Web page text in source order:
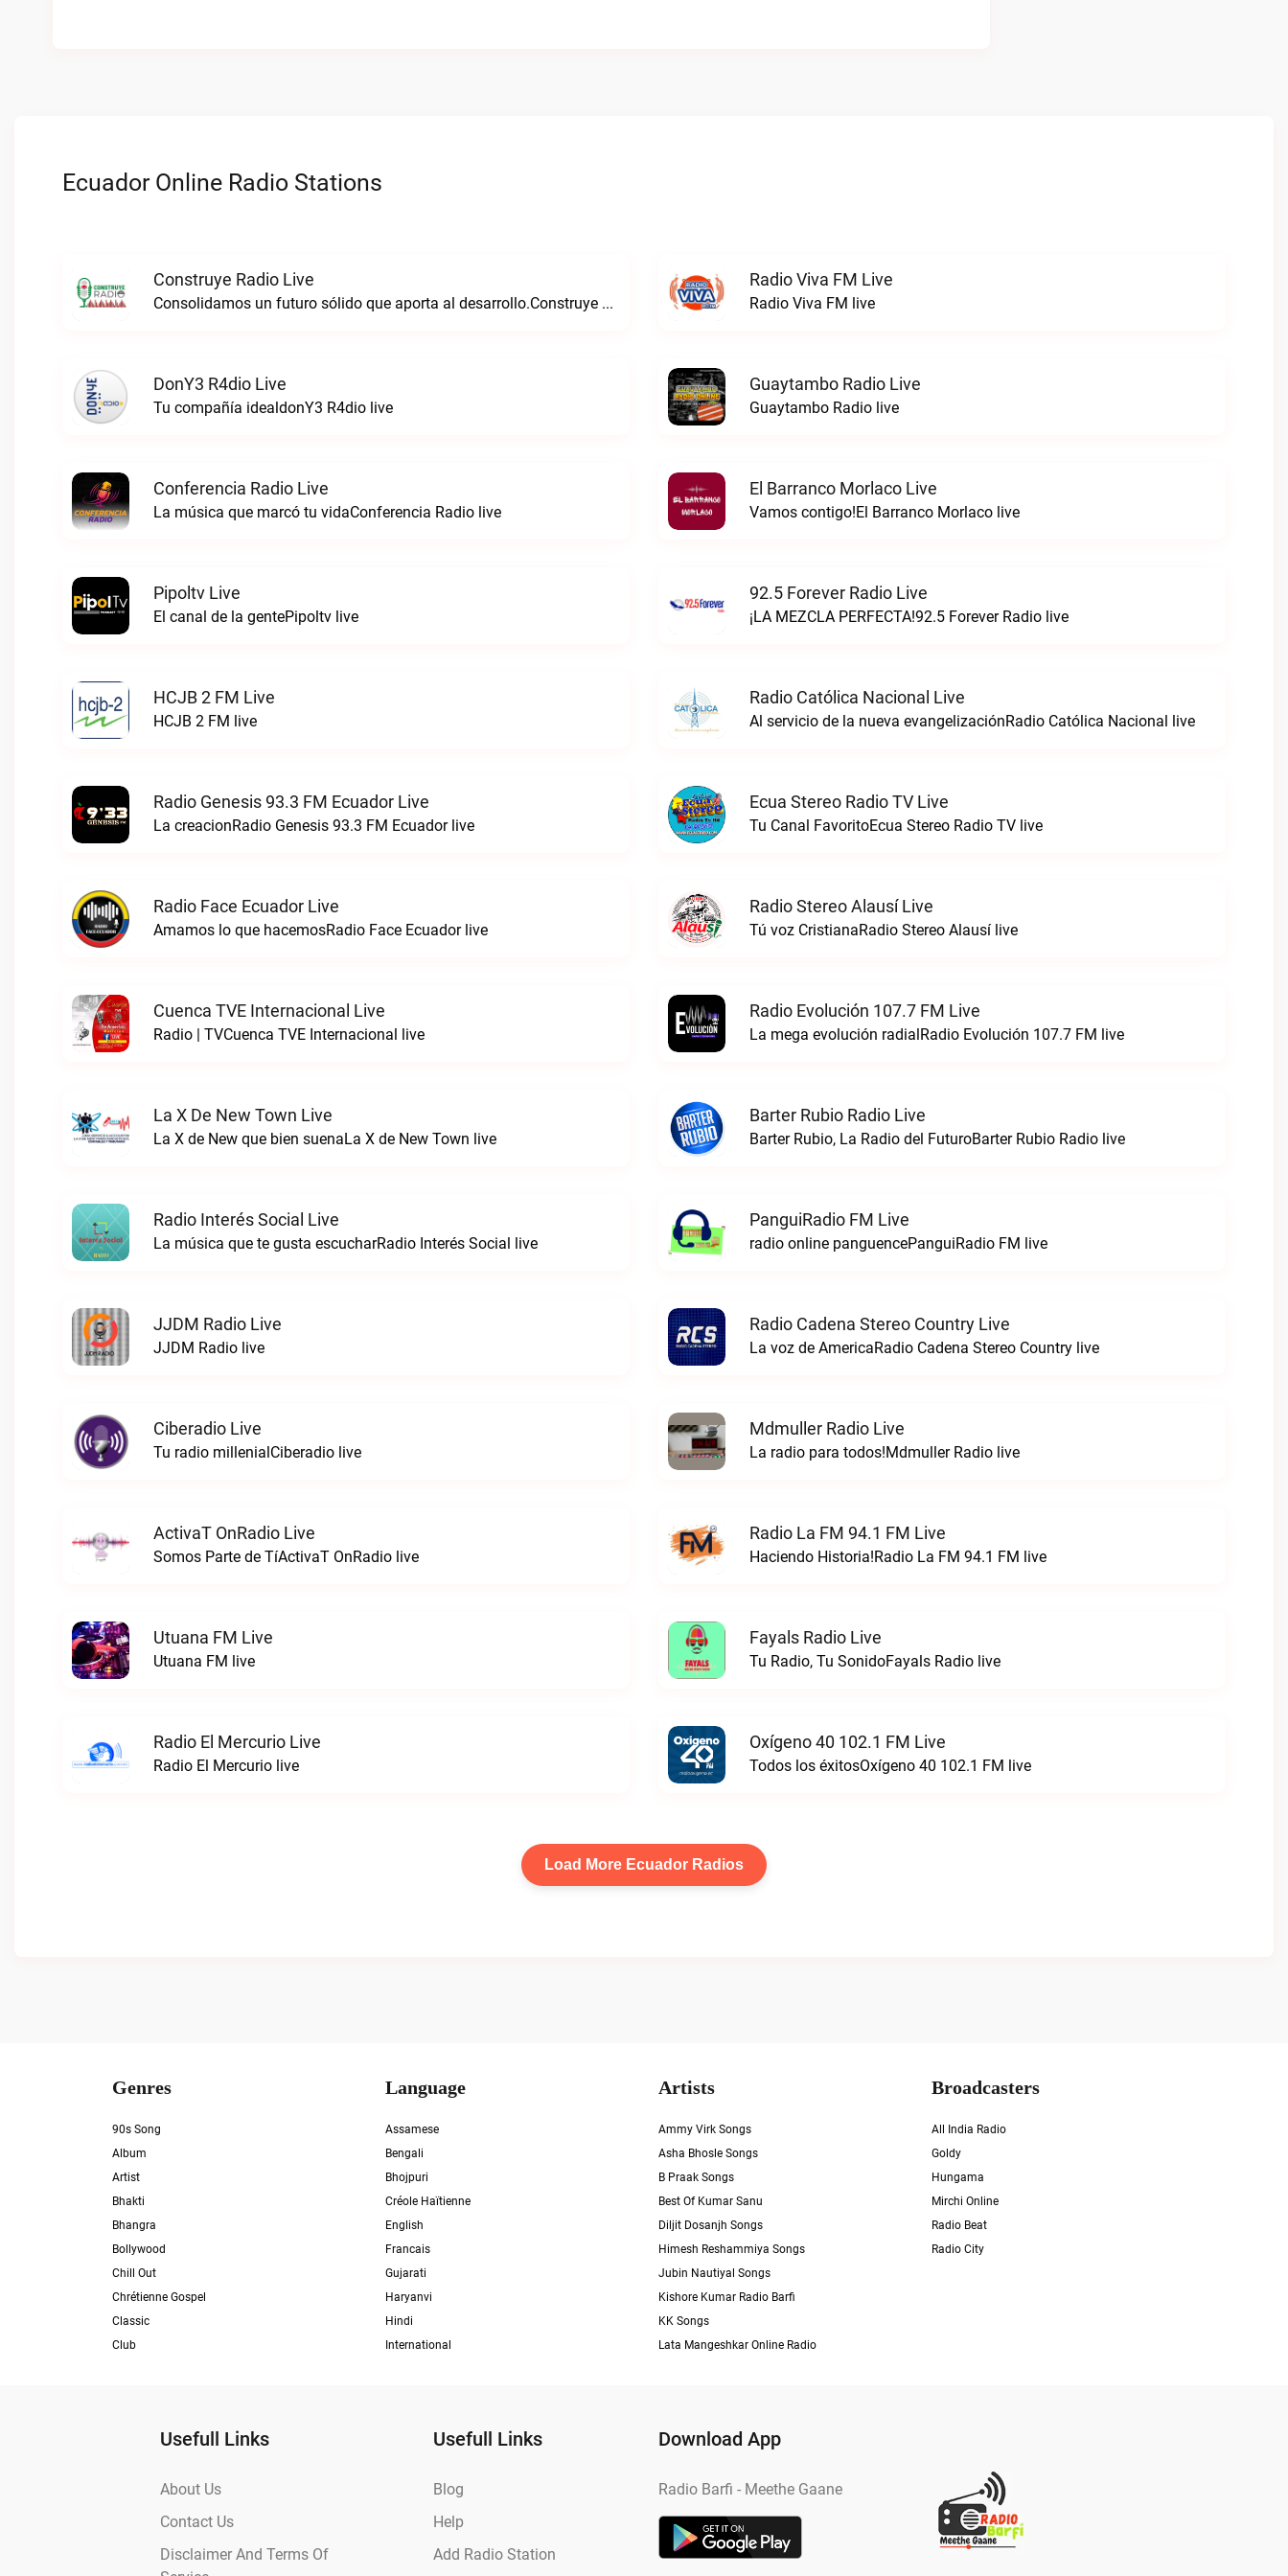
Ecuador Online Radio Stations
Construye Radio Live
Consolidamos un futuro sólido que aporta al desarrollo.Construye Radio live
Radio Viva FM Live
Radio Viva FM live
DonY3 R4dio Live
Tu compañía idealdonY3 R4dio live
Guaytambo Radio Live
Guaytambo Radio live
Conferencia Radio Live
La música que marcó tu vidaConferencia Radio live
El Barranco Morlaco Live
Vamos contigo!El Barranco Morlaco live
Pipoltv Live
El canal de la gentePipoltv live
92.5 Forever Radio Live
¡LA MEZCLA PERFECTA!92.5 Forever Radio live
HCJB 2 FM Live
HCJB 2 FM live
Radio Católica Nacional Live
Al servicio de la nueva evangelizaciónRadio Católica Nacional live
Radio Genesis 93.3 FM Ecuador Live
La creacionRadio Genesis 93.3 FM Ecuador live
Ecua Stereo Radio TV Live
Tu Canal FavoritoEcua Stereo Radio TV live
Radio Face Ecuador Live
Amamos lo que hacemosRadio Face Ecuador live
Radio Stereo Alausí Live
Tú voz CristianaRadio Stereo Alausí live
Cuenca TVE Internacional Live
Radio | TVCuenca TVE Internacional live
Radio Evolución 107.7 FM Live
La mega evolución radialRadio Evolución 107.7 FM live
La X De New Town Live
La X de New que bien suenaLa X de New Town live
Barter Rubio Radio Live
Barter Rubio, La Radio del FuturoBarter Rubio Radio live
Radio Interés Social Live
La música que te gusta escucharRadio Interés Social live
PanguiRadio FM Live
radio online panguencePanguiRadio FM live
JJDM Radio Live
JJDM Radio live
Radio Cadena Stereo Country Live
La voz de AmericaRadio Cadena Stereo Country live
Ciberadio Live
Tu radio millenialCiberadio live
Mdmuller Radio Live
La radio para todos!Mdmuller Radio live
ActivaT OnRadio Live
Somos Parte de TíActivaT OnRadio live
Radio La FM 94.1 FM Live
Haciendo Historia!Radio La FM 94.1 FM live
Utuana FM Live
Utuana FM live
Fayals Radio Live
Tu Radio, Tu SonidoFayals Radio live
Radio El Mercurio Live
Radio El Mercurio live
Oxígeno 40 102.1 FM Live
Todos los éxitosOxígeno 40 102.1 FM live
Load More Ecuador Radios
Genres
90s Song
Album
Artist
Bhakti
Bhangra
Bollywood
Chill Out
Chrétienne Gospel
Classic
Club
Language
Assamese
Bengali
Bhojpuri
Créole Haïtienne
English
Francais
Gujarati
Haryanvi
Hindi
International
Artists
Ammy Virk Songs
Asha Bhosle Songs
B Praak Songs
Best Of Kumar Sanu
Diljit Dosanjh Songs
Himesh Reshammiya Songs
Jubin Nautiyal Songs
Kishore Kumar Radio Barfi
KK Songs
Lata Mangeshkar Online Radio
Broadcasters
All India Radio
Goldy
Hungama
Mirchi Online
Radio Beat
Radio City
Usefull Links
About Us
Contact Us
Disclaimer And Terms Of
Usefull Links
Blog
Help
Add Radio Station
Download App
Radio Barfi - Meethe Gaane